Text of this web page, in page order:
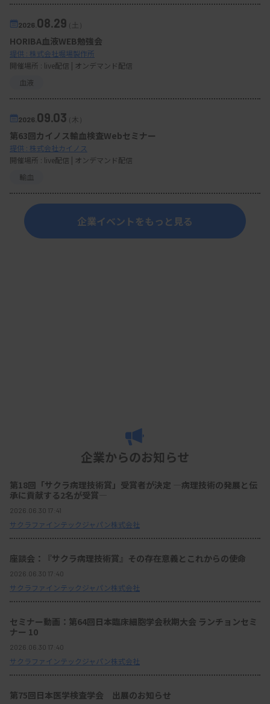
2026. 08.29 （土）
HORIBA血液WEB勉強会
提供 : 株式会社堀場製作所
開催場所 : live配信 | オンデマンド配信
血液
2026. 09.03（木）
第63回カイノス輸血検査Webセミナー
提供 : 株式会社カイノス
開催場所 : live配信 | オンデマンド配信
輸血
企業イベントをもっと見る
企業からのお知らせ
第18回「サクラ病理技術賞」受賞者が決定 ―病理技術の発展と伝
承に貢献する2名が受賞―
2026.06.30 17:41
サクラファインテックジャパン株式会社
座談会：『サクラ病理技術賞』その存在意義とこれからの使命
2026.06.30 17:40
サクラファインテックジャパン株式会社
セミナー動画：第64回日本臨床細胞学会秋期大会 ランチョンセミ
ナー 10
2026.06.30 17:40
サクラファインテックジャパン株式会社
第75回日本医学検査学会 出展のお知らせ